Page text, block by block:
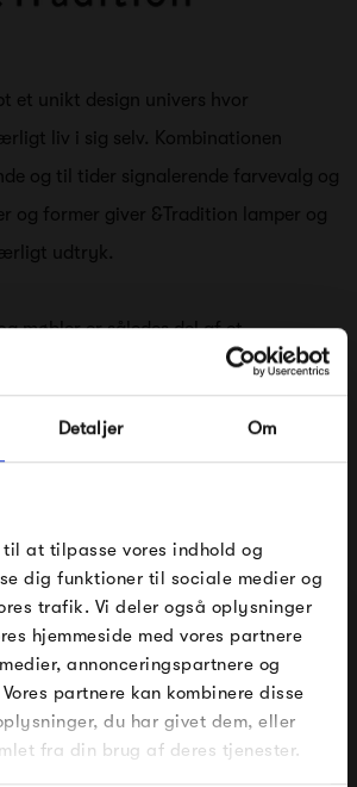
Detaljer Om
at tilpasse vores indhold og
dig funktioner til sociale medier og
trafik. Vi deler også oplysninger
hjemmeside med vores partnere
annonceringspartnere og
partnere kan kombinere disse
du har givet dem, eller
fra din brug af deres tjenester.
et unikt design univers hvor
liv i sig selv. Kombinationen
og til tider signalerende farvevalg og
og former giver &Tradition lamper og
udtryk.
møbler er således del af et
univers hvor folkene bag, laver deres
at have &Tradition lamper og
og afdæmpet stemning som de fleste
alle varer fra &Tradition
fra samme kategori
DIN NÆSTE ORDRE
så sender vi rabatkoden til dig på
er 499 kr. for at indløse